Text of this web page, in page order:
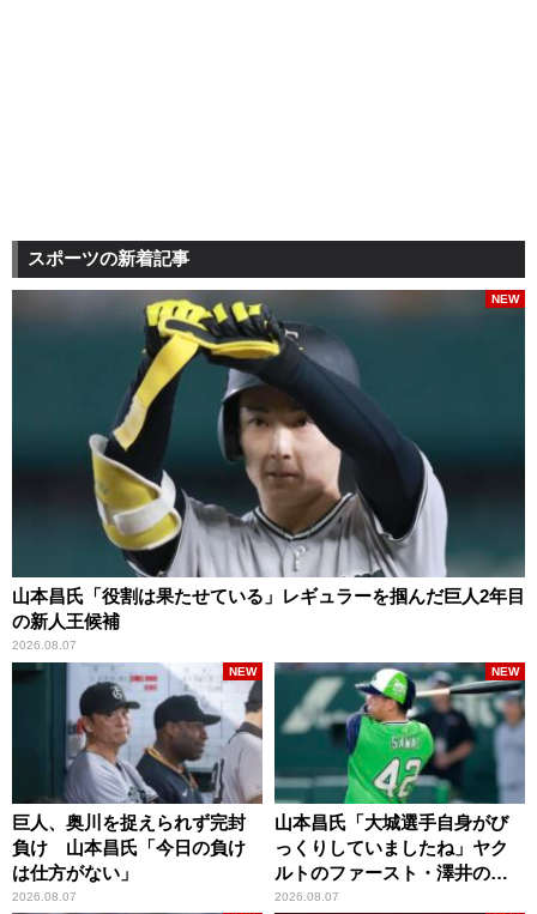
スポーツの新着記事
山本昌氏「役割は果たせている」レギュラーを掴んだ巨人2年目
の新人王候補
2026.08.07
NEW
巨人、奥川を捉えられず完封
負け 山本昌氏「今日の負け
は仕方がない」
2026.08.07
NEW
山本昌氏「大城選手自身がび
っくりしていましたね」ヤク
ルトのファースト・澤井の判
断を評価
2026.08.07
NEW